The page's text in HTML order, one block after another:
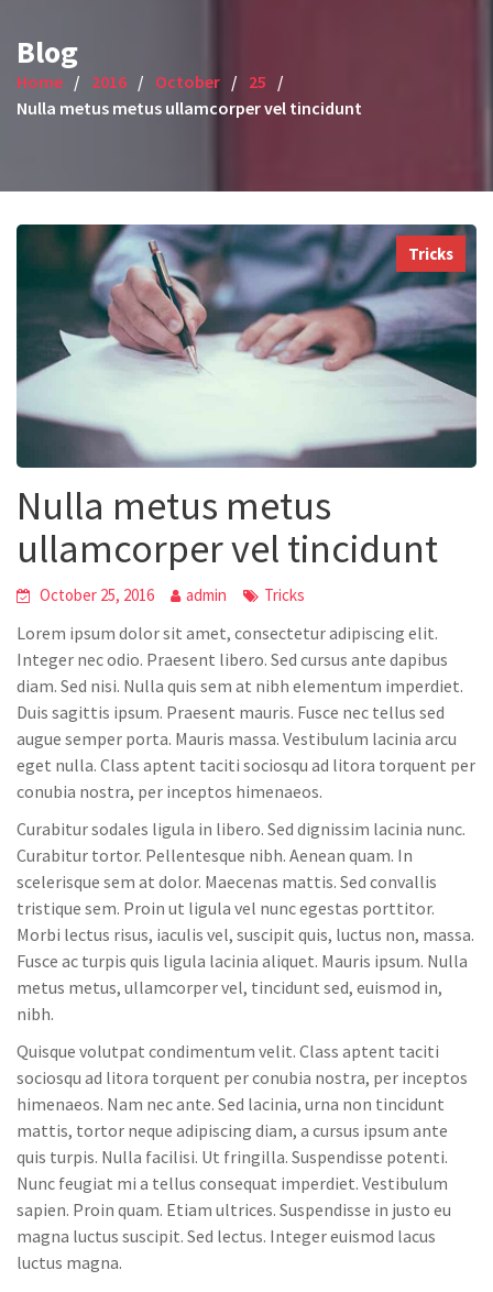
Blog
Home 2016 October 25
Nulla metus metus ullamcorper vel tincidunt
Tricks
Nulla metus metus
ullamcorper vel tincidunt
October 25, 2016 admin Tricks
Lorem ipsum dolor sit amet, consectetur adipiscing elit.
Integer nec odio. Praesent libero. Sed cursus ante dapibus
diam. Sed nisi. Nulla quis sem at nibh elementum imperdiet.
Duis sagittis ipsum. Praesent mauris. Fusce nec tellus sed
augue semper porta. Mauris massa. Vestibulum lacinia arcu
eget nulla. Class aptent taciti sociosqu ad litora torquent per
conubia nostra, per inceptos himenaeos.
Curabitur sodales ligula in libero. Sed dignissim lacinia nunc.
Curabitur tortor. Pellentesque nibh. Aenean quam. In
scelerisque sem at dolor. Maecenas mattis. Sed convallis
tristique sem. Proin ut ligula vel nunc egestas porttitor.
Morbi lectus risus, iaculis vel, suscipit quis, luctus non, massa.
Fusce ac turpis quis ligula lacinia aliquet. Mauris ipsum. Nulla
metus metus, ullamcorper vel, tincidunt sed, euismod in,
nibh.
Quisque volutpat condimentum velit. Class aptent taciti
sociosqu ad litora torquent per conubia nostra, per inceptos
himenaeos. Nam nec ante. Sed lacinia, urna non tincidunt
mattis, tortor neque adipiscing diam, a cursus ipsum ante
quis turpis. Nulla facilisi. Ut fringilla. Suspendisse potenti.
Nunc feugiat mi a tellus consequat imperdiet. Vestibulum
sapien. Proin quam. Etiam ultrices. Suspendisse in justo eu
magna luctus suscipit. Sed lectus. Integer euismod lacus
luctus magna.